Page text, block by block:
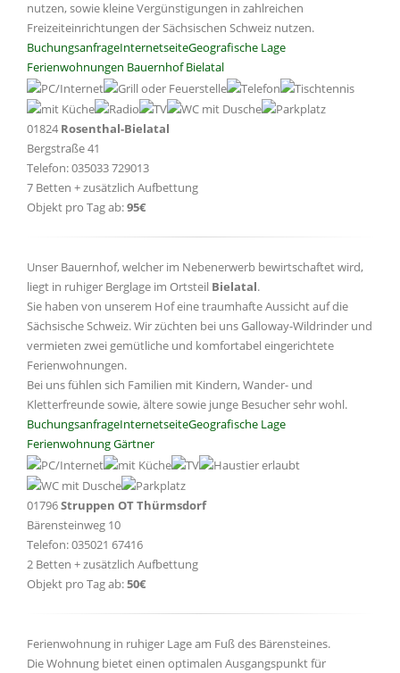
nutzen, sowie kleine Vergünstigungen in zahlreichen
Freizeiteinrichtungen der Sächsischen Schweiz nutzen.
BuchungsanfrageInternetseiteGeografische Lage
Ferienwohnungen Bauernhof Bielatal
01824 Rosenthal-Bielatal
Bergstraße 41
Telefon: 035033 729013
7 Betten + zusätzlich Aufbettung
Objekt pro Tag ab:95€
Unser Bauernhof, welcher im Nebenerwerb bewirtschaftet wird,
liegt in ruhiger Berglage im Ortsteil Bielatal.
Sie haben von unserem Hof eine traumhafte Aussicht auf die
Sächsische Schweiz. Wir züchten bei uns Galloway-Wildrinder und
vermieten zwei gemütliche und komfortabel eingerichtete
Ferienwohnungen.
Bei uns fühlen sich Familien mit Kindern, Wander- und
Kletterfreunde sowie, ältere sowie junge Besucher sehr wohl.
BuchungsanfrageInternetseiteGeografische Lage
Ferienwohnung Gärtner
01796Struppen OT Thürmsdorf
Bärensteinweg 10
Telefon: 035021 67416
2 Betten + zusätzlich Aufbettung
Objekt pro Tag ab:50€
Ferienwohnung in ruhiger Lage am Fuß des Bärensteines.
Die Wohnung bietet einen optimalen Ausgangspunkt für